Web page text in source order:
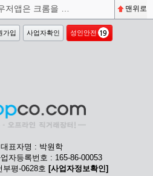
맨위로
가입 사업자확인 성인안전
표자명 : 박원학
자등록번호 : 165-86-00053
평-0628호 [사업자정보확인]